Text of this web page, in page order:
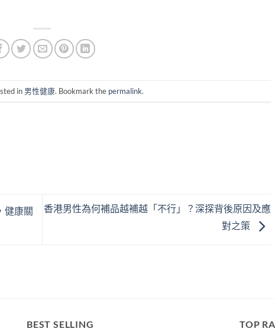
in 男性健康. Bookmark the permalink.
健康關
香港男性為何補品越補越「不行」？深探背後原因及應
對之策
BEST SELLING TOP